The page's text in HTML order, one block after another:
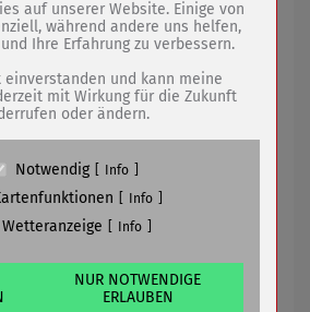
Landesgartenschau
Session Cookie
dieser Website (Wenko-
GmbH & Co. KG)
Kontaktformular / SPAM
Entscheidungscookie
dieser Website (Wenko-
Wenselaar GmbH & Co. KG)
die Einstellungen der Besucher
auf unserer Website. Einige von
während andere uns helfen,
Ihre Erfahrung zu verbessern.
und kann meine
mit Wirkung für die Zukunft
oder ändern.
Notwendig Info
Info
Wetteranzeige Info
NUR NOTWENDIGE
ERLAUBEN